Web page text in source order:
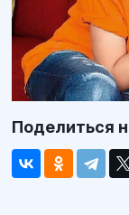
Поделиться